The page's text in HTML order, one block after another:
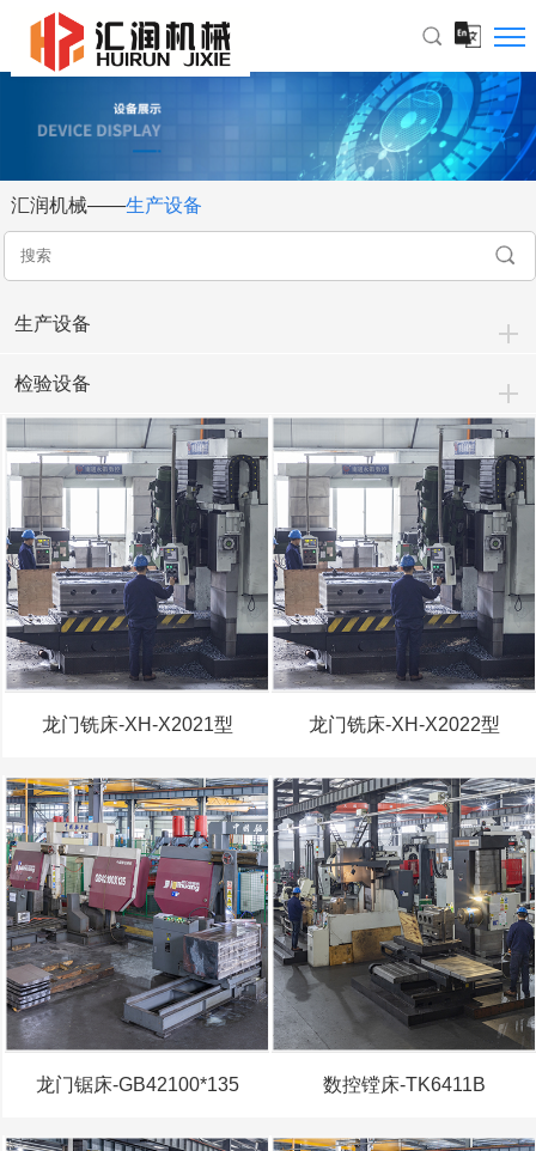
汇润机械——生产设备
生产设备
检验设备
龙门铣床-XH-X2021型 龙门铣床-XH-X2022型
龙门锯床-GB42100*135 数控镗床-TK6411B